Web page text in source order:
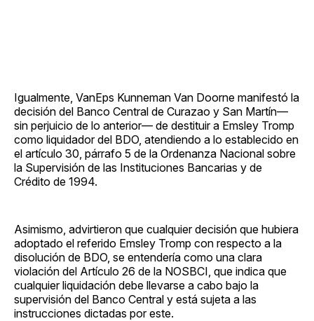
Igualmente, VanEps Kunneman Van Doorne manifestó la
decisión del Banco Central de Curazao y San Martín—
sin perjuicio de lo anterior— de destituir a Emsley Tromp
como liquidador del BDO, atendiendo a lo establecido en
el artículo 30, párrafo 5 de la Ordenanza Nacional sobre
la Supervisión de las Instituciones Bancarias y de
Crédito de 1994.
Asimismo, advirtieron que cualquier decisión que hubiera
adoptado el referido Emsley Tromp con respecto a la
disolución de BDO, se entendería como una clara
violación del Artículo 26 de la NOSBCI, que indica que
cualquier liquidación debe llevarse a cabo bajo la
supervisión del Banco Central y está sujeta a las
instrucciones dictadas por este.